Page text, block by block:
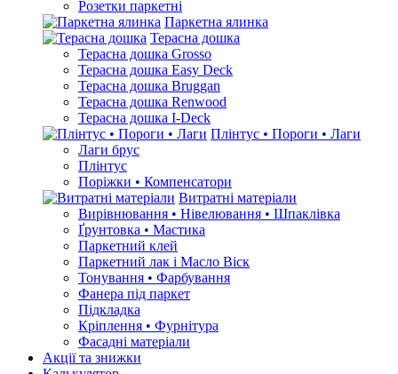
Розетки паркетні
Паркетна ялинка
Терасна дошка
Терасна дошка Grosso
Терасна дошка Easy Deck
Терасна дошка Bruggan
Терасна дошка Renwood
Терасна дошка I-Deck
Плінтус • Пороги • Лаги
Лаги брус
Плінтус
Поріжки • Компенсатори
Витратні матеріали
Вирівнювання • Нівелювання • Шпаклівка
Ґрунтовкa • Мастика
Паркетний клей
Паркетний лак і Масло Віск
Тонування • Фарбування
Фанера під паркет
Підкладка
Кріплення • Фурнітура
Фасадні матеріали
Акції та знижки